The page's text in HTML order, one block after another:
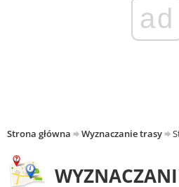
ad
Strona główna Wyznaczanie trasy